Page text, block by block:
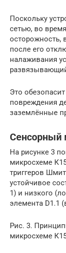
Поскольку
сетью, во
осторожность,
после его
налаживания
Это
повреждения
заземлённые
Сенсорный
На рисунке 3
микросхеме
триггеров
устойчивое
1) и низкого
элемента D1.1
Рис. 3.
микросхеме